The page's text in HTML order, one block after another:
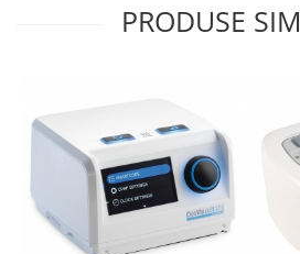
PRODUSE